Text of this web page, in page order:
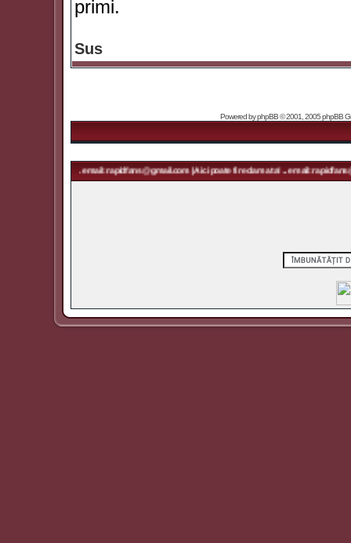
primi.
Sus
Powered byphpBB© 2001, 2005 phpBB
... email: rapidfans@gmail.com | Aici poate fi reclama ta! ... email: rapidfans@gmail.com